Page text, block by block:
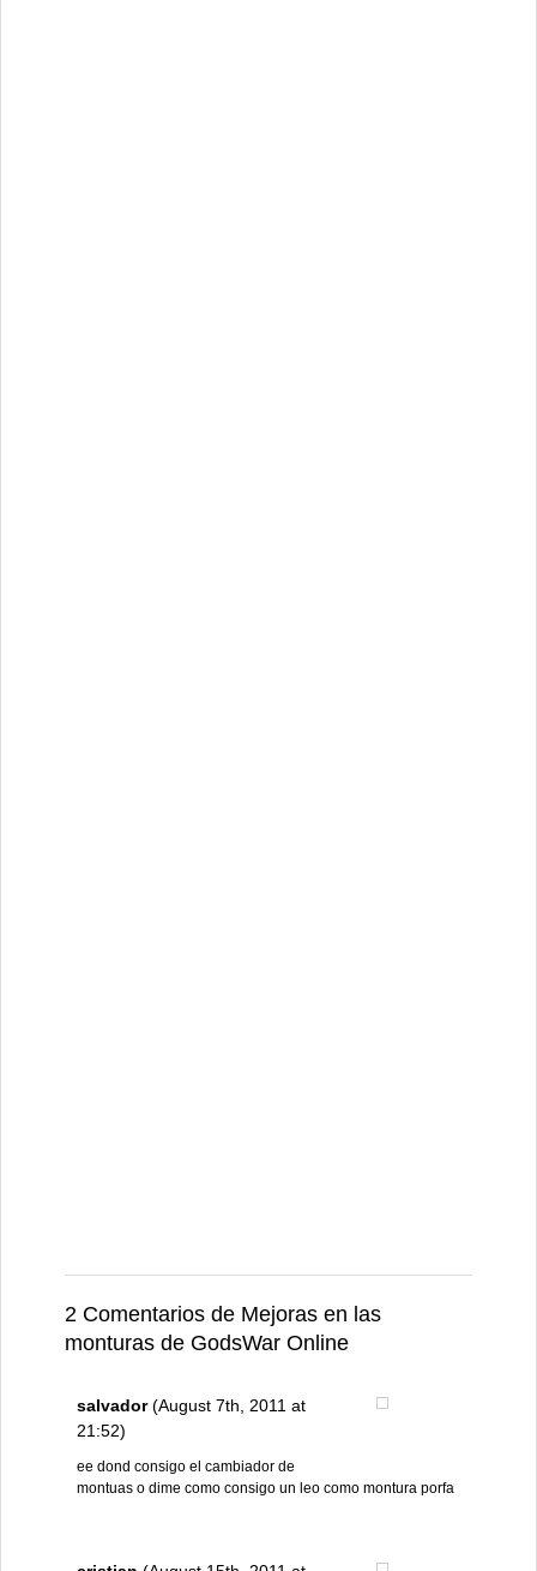
2 Comentarios de Mejoras en las
monturas de GodsWar Online
salvador(August 7th, 2011 at
21:52)
ee dond consigo el cambiador de
montuas o dime como consigo un leo como montura porfa